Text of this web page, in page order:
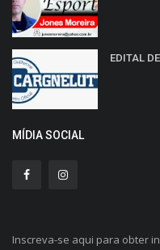
EDITAL
MÍDIA SOCIAL
Inscreva-se aqui para obter